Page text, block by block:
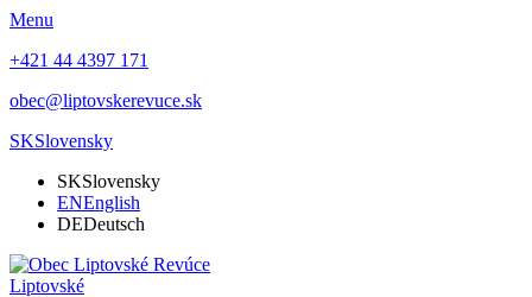
Menu
+421 44 4397 171
obec@liptovskerevuce.sk
SKSlovensky
SKSlovensky
ENEnglish
DEDeutsch
Liptovské